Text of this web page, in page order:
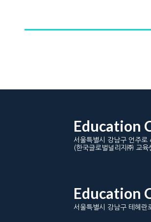
Education
서울특별시 강남구 언주로
(한국글로벌널리지㈜ 교육
Education
서울특별시 강남구 테헤란